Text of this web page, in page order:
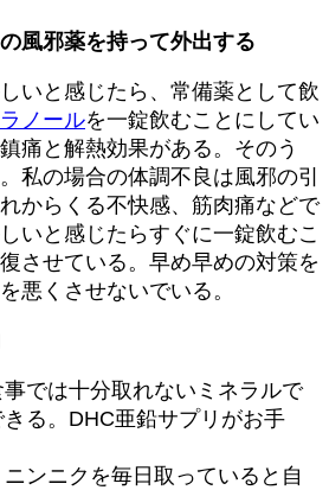
風邪薬を持って外出する
いと感じたら、常備薬として飲
ノールを一錠飲むことにしてい
痛と解熱効果がある。そのう
私の場合の体調不良は風邪の引
からくる不快感、筋肉痛などで
いと感じたらすぐに一錠飲むこ
させている。早め早めの対策を
悪くさせないでいる。
事では十分取れないミネラルで
る。DHC亜鉛サプリがお手
ニンニクを毎日取っていると自